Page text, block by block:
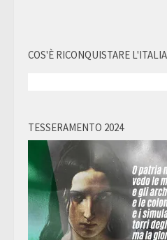
COS'È RICONQUISTARE L'ITALIA
TESSERAMENTO 2024